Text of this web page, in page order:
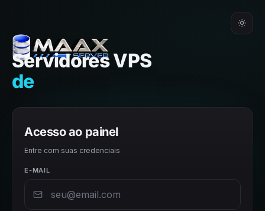
Servidores VPS
d
Acesso ao painel
Entre com suas credenciais
E-MAIL